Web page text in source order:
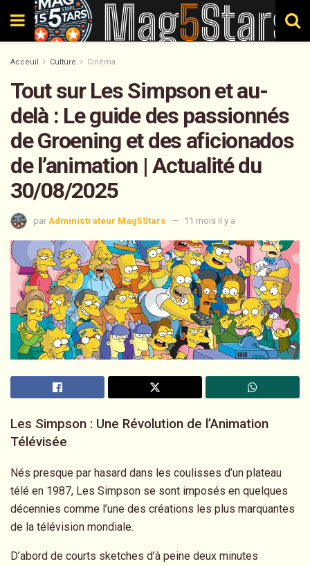
Acceuil Culture Cinéma
Tout sur Les Simpson et au-
delà : Le guide des passionnés
de Groening et des aficionados
de l’animation | Actualité du
30/08/2025
par Administrateur Mag5Stars 11 mois il y a
Les Simpson : Une Révolution de l’Animation
Télévisée
Nés presque par hasard dans les coulisses d’un plateau
télé en 1987, Les Simpson se sont imposés en quelques
décennies comme l’une des créations les plus marquantes
de la télévision mondiale.
D’abord de courts sketches d’à peine deux minutes